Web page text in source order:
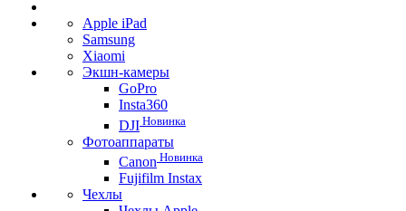
Apple iPad
Samsung
Xiaomi
Экшн-камеры
GoPro
Insta360
DJI Новинка
Фотоаппараты
Canon Новинка
Fujifilm Instax
Чехлы